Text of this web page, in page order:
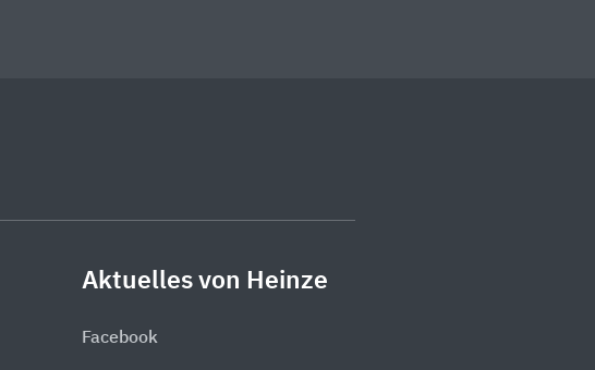
Aktuelles von Heinze
Facebook